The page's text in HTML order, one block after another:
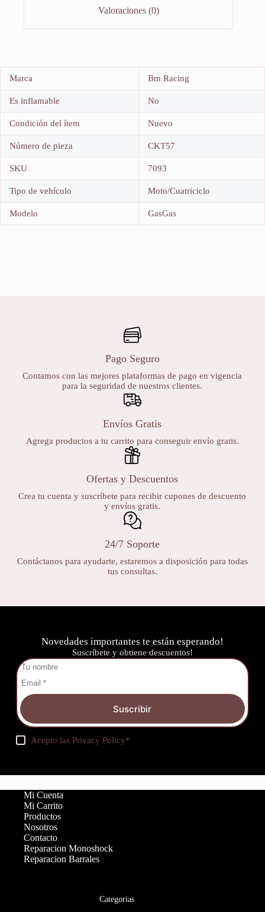
Valoraciones (0)
Marca Bm Racing
Es inflamable No
Condición del ítem Nuevo
Número de pieza CKT57
SKU 7093
Tipo de vehículo Moto/Cuatriciclo
Modelo GasGas
Pago Seguro
Contamos con las mejores plataformas de pago en vigencia
para la seguridad de nuestros clientes.
Envíos Gratis
Agrega productos a tu carrito para conseguir envío gratis.
Ofertas y Descuentos
Crea tu cuenta y suscríbete para recibir cupones de descuento
y envíos gratis.
24/7 Soporte
Contáctanos para ayudarte, estaremos a disposición para todas
tus consultas.
Novedades importantes te están esperando!
Suscríbete y obtiene descuentos!
Suscribir
Acepto lasPrivacy Policy*
Mi Cuenta
Mi Carrito
Productos
Nosotros
Contacto
Reparacion Monoshock
Reparacion Barrales
Categorias